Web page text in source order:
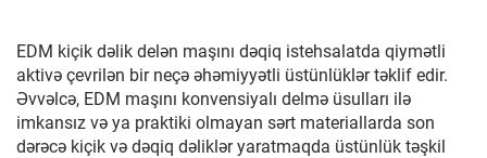
EDM kiçik dəlik delən maşını dəqiq istehsalatda qiymətli
aktivə çevrilən bir neçə əhəmiyyətli üstünlüklər təklif edir.
Əvvəlcə, EDM maşını konvensiyalı delmə üsulları ilə
imkansız və ya praktiki olmayan sərt materiallarda son
dərəcə kiçik və dəqiq dəliklər yaratmaqda üstünlük təşkil